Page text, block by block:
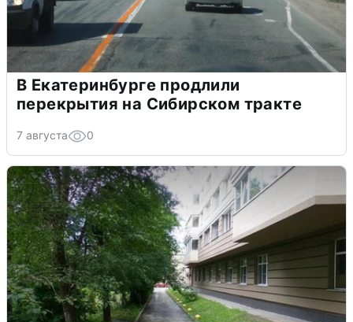
В Екатеринбурге продлили
перекрытия на Сибирском тракте
7 августа 0